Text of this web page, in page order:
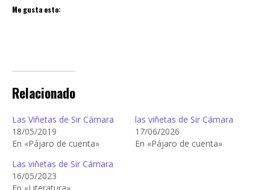
Me gusta esto:
Relacionado
Las Viñetas de Sir Cámara
18/05/2019
En «Pájaro de cuenta»
las viñetas de Sir Cámara
17/06/2026
En «Pájaro de cuenta»
Las viñetas de Sir Cámara
16/05/2023